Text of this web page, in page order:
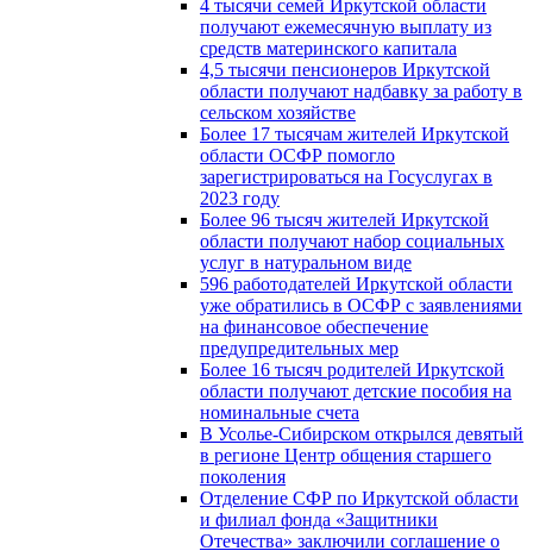
4 тысячи семей Иркутской области
получают ежемесячную выплату из
средств материнского капитала
4,5 тысячи пенсионеров Иркутской
области получают надбавку за работу в
сельском хозяйстве
Более 17 тысячам жителей Иркутской
области ОСФР помогло
зарегистрироваться на Госуслугах в
2023 году
Более 96 тысяч жителей Иркутской
области получают набор социальных
услуг в натуральном виде
596 работодателей Иркутской области
уже обратились в ОСФР с заявлениями
на финансовое обеспечение
предупредительных мер
Более 16 тысяч родителей Иркутской
области получают детские пособия на
номинальные счета
В Усолье-Сибирском открылся девятый
в регионе Центр общения старшего
поколения
Отделение СФР по Иркутской области
и филиал фонда «Защитники
Отечества» заключили соглашение о